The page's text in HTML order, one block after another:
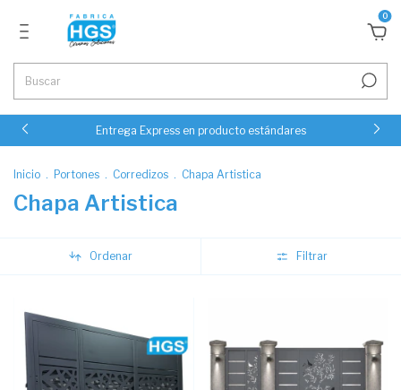
0
Entrega Express en producto estándares
Inicio . Portones . Corredizos . Chapa Artistica
Chapa Artistica
Ordenar Filtrar